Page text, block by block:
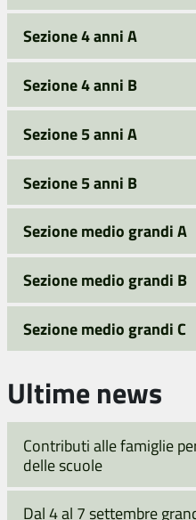
Sezione 4 anni A
Sezione 4 anni B
Sezione 5 anni A
Sezione 5 anni B
Sezione medio grandi A
Sezione medio grandi B
Sezione medio grandi C
Ultime news
Contributi alle famiglie
delle scuole
Dal 4 al 7 settembre